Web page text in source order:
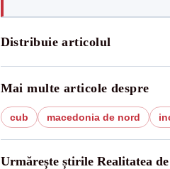
Distribuie articolul
Mai multe articole despre
cub macedonia de nord
Urmărește știrile Realitatea